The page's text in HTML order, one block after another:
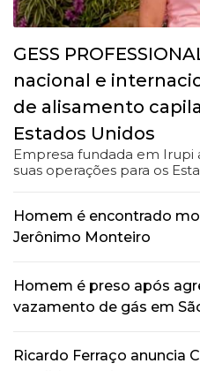
GESS
nacional e
de alisamento
Estados Unidos
Empresa fundada em Irupi
suas operações para os
Homem é encontrado
Jerônimo Monteiro
Homem é preso após
vazamento de gás em
Ricardo Ferraço anuncia